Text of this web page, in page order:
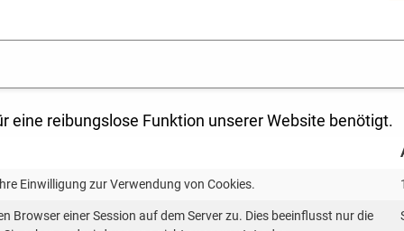
Technikkatalog
KEA-BW in einem Webinar
in seinen Aufbau und Umfang sowie seine
Die Veranstaltung richtet sich an Mitarbeitende
Kooperation mit dem Umweltministerium organisiert
eine reibungslose Funktion unserer Website benötigt.
Einwilligung zur Verwendung von Cookies.
Browser einer Session auf dem Server zu. Dies beeinflusst nur die